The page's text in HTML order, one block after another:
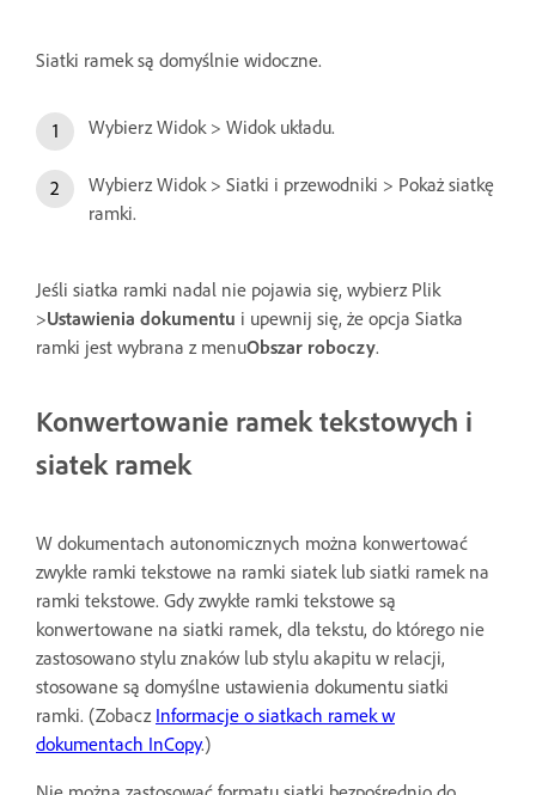
Siatki ramek są domyślnie widoczne.
Wybierz Widok > Widok układu.
Wybierz Widok > Siatki i przewodniki > Pokaż siatkę
ramki.
Jeśli siatka ramki nadal nie pojawia się, wybierz Plik
>Ustawienia dokumentu i upewnij się, że opcja Siatka
ramki jest wybrana z menuObszar roboczy.
Konwertowanie ramek tekstowych i
siatek ramek
W dokumentach autonomicznych można konwertować
zwykłe ramki tekstowe na ramki siatek lub siatki ramek na
ramki tekstowe. Gdy zwykłe ramki tekstowe są
konwertowane na siatki ramek, dla tekstu, do którego nie
zastosowano stylu znaków lub stylu akapitu w relacji,
stosowane są domyślne ustawienia dokumentu siatki
ramki. (Zobacz Informacje o siatkach ramek w
dokumentach InCopy.)